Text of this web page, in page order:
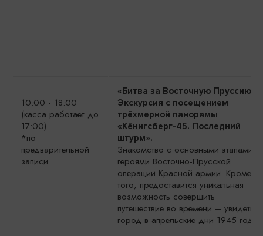
10:00 - 18:00
(касса работает до
17:00)
*по
предварительной
записи
«Битва за Восточную Пруссию».
Экскурсия с посещением
трёхмерной панорамы
«Кёнигсберг-45. Последний
штурм».
Знакомство с основными этапами и
героями Восточно-Прусской
операции Красной армии. Кроме
того, предоставится уникальная
возможность совершить
путешествие во времени – увидеть
город в апрельские дни 1945 года.